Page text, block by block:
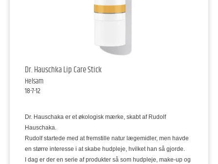
Dr. Hauschka Lip Care Stick
Helsam
18-7-12
Dr. Hauschaka er et økologisk mærke, skabt af Rudolf
Hauschaka.
Rudolf startede med at fremstille natur lægemidler, men havde
en større interesse i at skabe hudpleje, hvilket han så gjorde.
I dag er der en serie af produkter så som hudpleje, make-up og